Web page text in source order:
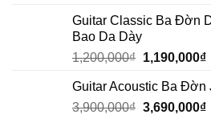
Guitar Classic Ba Đờn
Bao Da Dày
1,200,000₫ 1,190,000₫
Guitar Acoustic Ba Đờn
3,900,000₫ 3,690,000₫